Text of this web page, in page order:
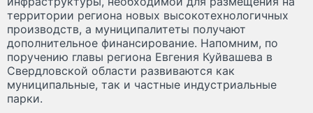
территории региона новых высокотехнологичных
производств, а муниципалитеты получают
дополнительное финансирование. Напомним, по
поручению главы региона Евгения Куйвашева в
Свердловской области развиваются как
муниципальные, так и частные индустриальные
парки.